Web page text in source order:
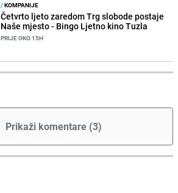
/KOMPANIJE
Četvrto ljeto zaredom Trg slobode postaje
Naše mjesto - Bingo Ljetno kino Tuzla
PRIJE OKO 15H
Prikaži komentare (3)